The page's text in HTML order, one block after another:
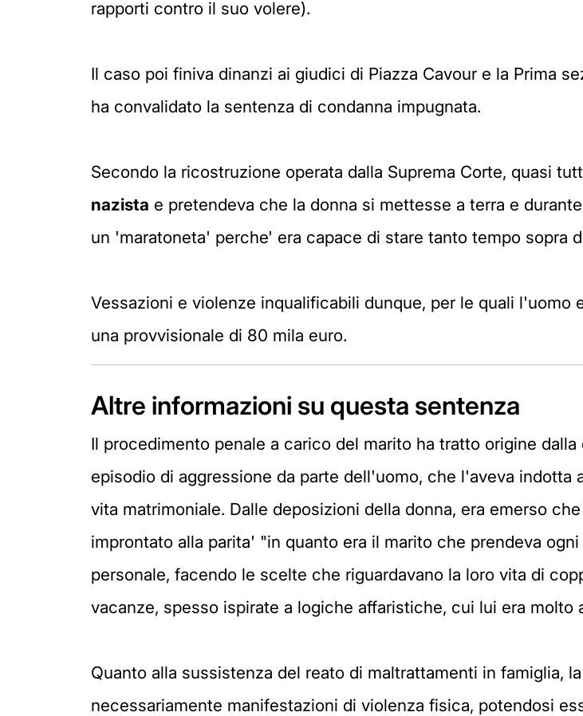
rapporti contro il suo volere).
Il caso poi finiva dinanzi ai giudici di Piazza Cavour e la Prima
ha convalidato la sentenza di condanna impugnata.
Secondo la ricostruzione operata dalla Suprema Corte, quasi
nazista e pretendeva che la donna si mettesse a terra e
un 'maratoneta' perche' era capace di stare tanto tempo sopra
Vessazioni e violenze inqualificabili dunque, per le quali l'uomo
una provvisionale di 80 mila euro.
Altre informazioni su questa sentenza
Il procedimento penale a carico del marito ha tratto origine
episodio di aggressione da parte dell'uomo, che l'aveva
vita matrimoniale. Dalle deposizioni della donna, era emerso
improntato alla parita' "in quanto era il marito che prendeva
personale, facendo le scelte che riguardavano la loro vita di
vacanze, spesso ispirate a logiche affaristiche, cui lui era molto
Quanto alla sussistenza del reato di maltrattamenti in famiglia,
necessariamente manifestazioni di violenza fisica, potendosi